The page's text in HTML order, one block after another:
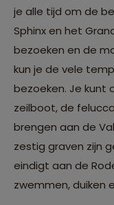
je alle tijd om de
Sphinx en het
bezoeken en de
kun je de vele
bezoeken. Je
zeilboot, de
brengen aan de
zestig graven zijn
eindigt aan de
zwemmen, duiken